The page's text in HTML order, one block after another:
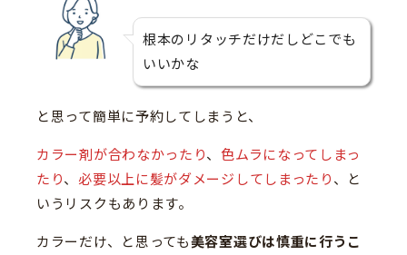
根本のリタッチだけだしどこでも
いいかな
と思って簡単に予約してしまうと、
カラー剤が合わなかったり、 色ムラになってしまっ
たり、 必要以上に髪がダメージしてしまったり 、と
いうリスクもあります。
カラーだけ、と思っても美容室選びは慎重に行うこ